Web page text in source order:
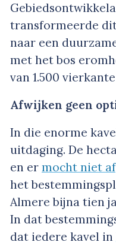
transformeerde
naar een
met het bos
van 1.500
Afwijken geen
In die enorme
uitdaging. De
en er mocht niet
het
Almere bijna tien
In dat
dat iedere kavel in